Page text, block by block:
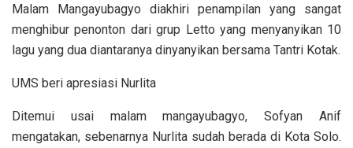
Malam Mangayubagyo diakhiri penampilan yang sangat
menghibur penonton dari grup Letto yang menyanyikan 10
lagu yang dua diantaranya dinyanyikan bersama Tantri Kotak.
UMS beri apresiasi Nurlita
Ditemui usai malam mangayubagyo, Sofyan Anif
mengatakan, sebenarnya Nurlita sudah berada di Kota Solo.